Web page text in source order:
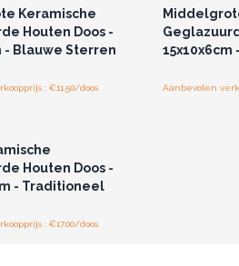
Keramische
Houten Doos -
- Blauwe Sterren
: €11.50/doos
15x10x6cm
Aanbevolen
Houten Doos -
- Traditioneel
: €17.00/doos